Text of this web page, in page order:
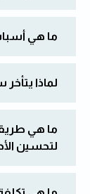
ما هي
لماذا
ما هي
لتحسين